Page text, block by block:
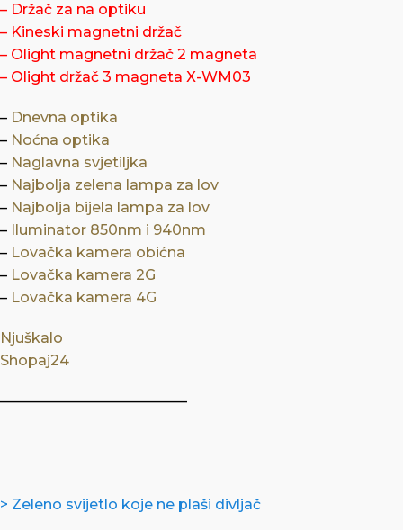
– Držač za na optiku
– Kineski magnetni držač
– Olight magnetni držač 2 magneta
– Olight držač 3 magneta X-WM03
– Dnevna optika
– Noćna optika
– Naglavna svjetiljka
– Najbolja zelena lampa za lov
– Najbolja bijela lampa za lov
–
Iluminator 850nm i 940nm
– Lovačka kamera obićna
– Lovačka kamera 2G
– Lovačka kamera 4G
Njuškalo
Shopaj24
—————————————
> Zeleno svijetlo koje ne plaši divljač